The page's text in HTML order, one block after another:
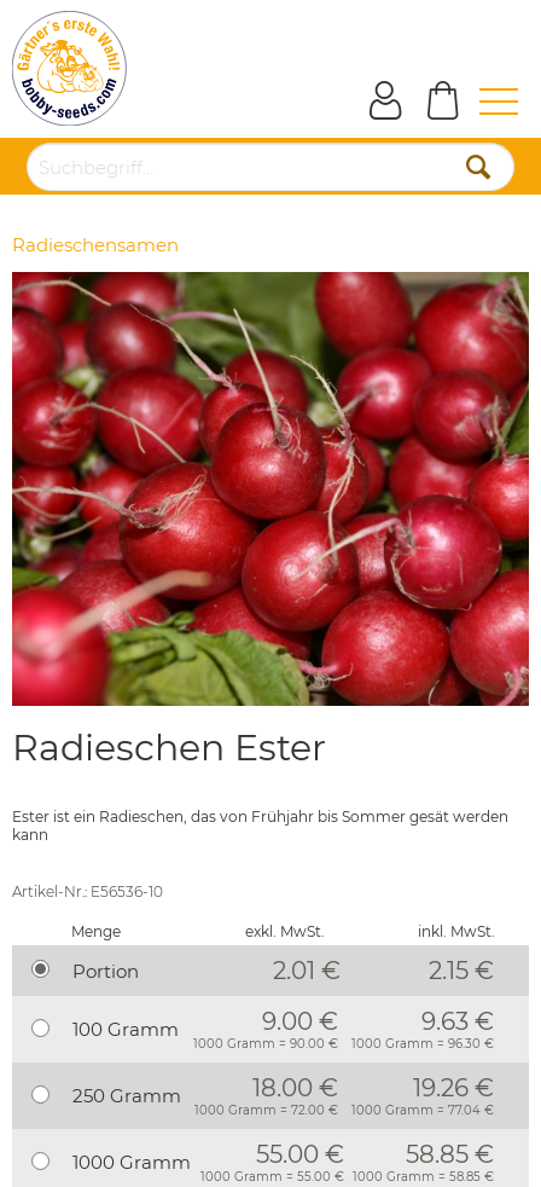
Radieschensamen
Radieschen Ester
Ester ist ein Radieschen, das von Frühjahr bis Sommer gesät werden
kann
Artikel-Nr.: E56536-10
Menge exkl. MwSt. inkl. MwSt.
Portion 2.01 € 2.15 €
100 Gramm 9.00 €
1000 Gramm = 90.00 €
9.63 €
1000 Gramm = 96.30 €
250 Gramm 18.00 €
1000 Gramm = 72.00 €
19.26 €
1000 Gramm = 77.04 €
1000 Gramm 55.00 €
1000 Gramm = 55.00 €
58.85 €
1000 Gramm = 58.85 €